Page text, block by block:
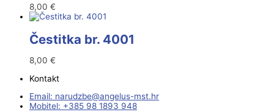
8,00 €
Čestitka br. 4001
8,00 €
Kontakt
Email:
rh.tsm-sulegna
@ebzduran
Mobitel: +385 98 1893 948